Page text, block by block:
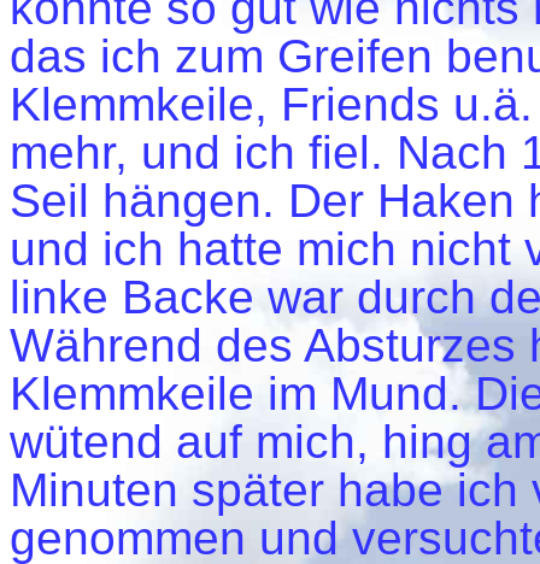
das ich zum Greifen
Klemmkeile, Friends
mehr, und ich fiel. Nach
Seil hängen. Der Haken
und ich hatte mich nicht
linke Backe war durch
Während des Absturzes
Klemmkeile im Mund.
wütend auf mich, hing
Minuten später habe
genommen und